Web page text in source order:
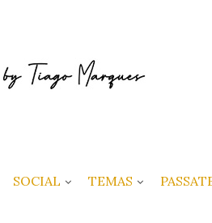
SOCIAL TEMAS